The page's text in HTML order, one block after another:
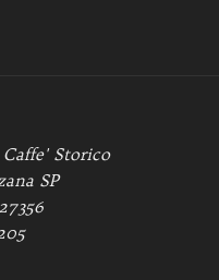
Storico
SP